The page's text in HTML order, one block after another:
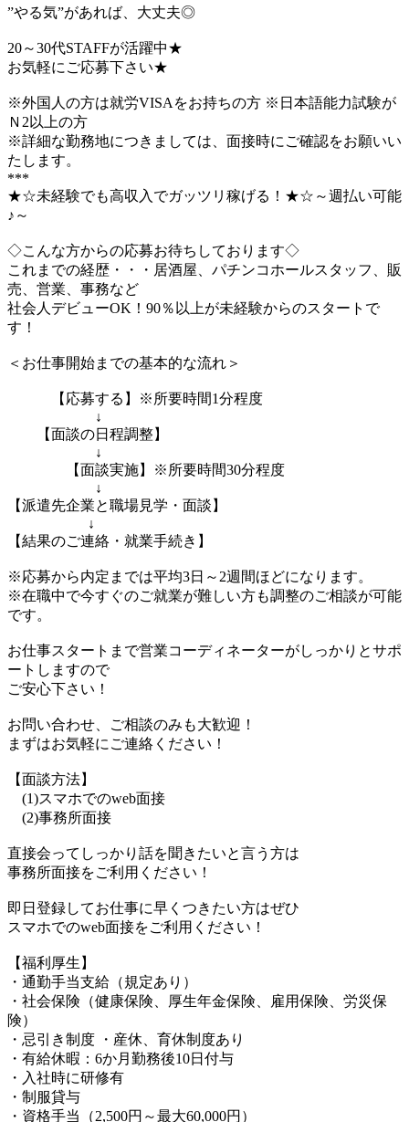
”やる気”があれば、大丈夫◎
20～30代STAFFが活躍中★
お気軽にご応募下さい★
※外国人の方は就労VISAをお持ちの方 ※日本語能力試験が
Ｎ2以上の方
※詳細な勤務地につきましては、面接時にご確認をお願いい
たします。
***
★☆未経験でも高収入でガッツリ稼げる！★☆～週払い可能
♪～
◇こんな方からの応募お待ちしております◇
これまでの経歴・・・居酒屋、パチンコホールスタッフ、販
売、営業、事務など
社会人デビューOK！90％以上が未経験からのスタートで
す！
＜お仕事開始までの基本的な流れ＞
【応募する】※所要時間1分程度
↓
【面談の日程調整】
↓
【面談実施】※所要時間30分程度
↓
【派遣先企業と職場見学・面談】
↓
【結果のご連絡・就業手続き】
※応募から内定までは平均3日～2週間ほどになります。
※在職中で今すぐのご就業が難しい方も調整のご相談が可能
です。
お仕事スタートまで営業コーディネーターがしっかりとサポ
ートしますので
ご安心下さい！
お問い合わせ、ご相談のみも大歓迎！
まずはお気軽にご連絡ください！
【面談方法】
(1)スマホでのweb面接
(2)事務所面接
直接会ってしっかり話を聞きたいと言う方は
事務所面接をご利用ください！
即日登録してお仕事に早くつきたい方はぜひ
スマホでのweb面接をご利用ください！
【福利厚生】
・通勤手当支給（規定あり）
・社会保険（健康保険、厚生年金保険、雇用保険、労災保
険）
・忌引き制度 ・産休、育休制度あり
・有給休暇：6か月勤務後10日付与
・入社時に研修有
・制服貸与
・資格手当（2,500円～最大60,000円）